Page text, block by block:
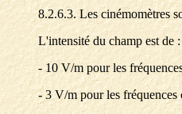
8.2.6.3. Les cinémomètres
L'intensité du champ est de :
- 10 V/m pour les
- 3 V/m pour les